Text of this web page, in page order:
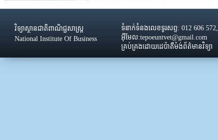
វិទ្យាស្ថានជាតិពាណិជ្ជសាស្រ្ដ
National Institute Of Business
ទំនាក់ទំនងលេខទូរសព្ទ: 012 606
អ៊ីមែល:tepoeuntvet@gmail.com
គ្រប់គ្រងដោយដេប៉ាតឺម៉ង់ព័ត៌មានវិទ្យា